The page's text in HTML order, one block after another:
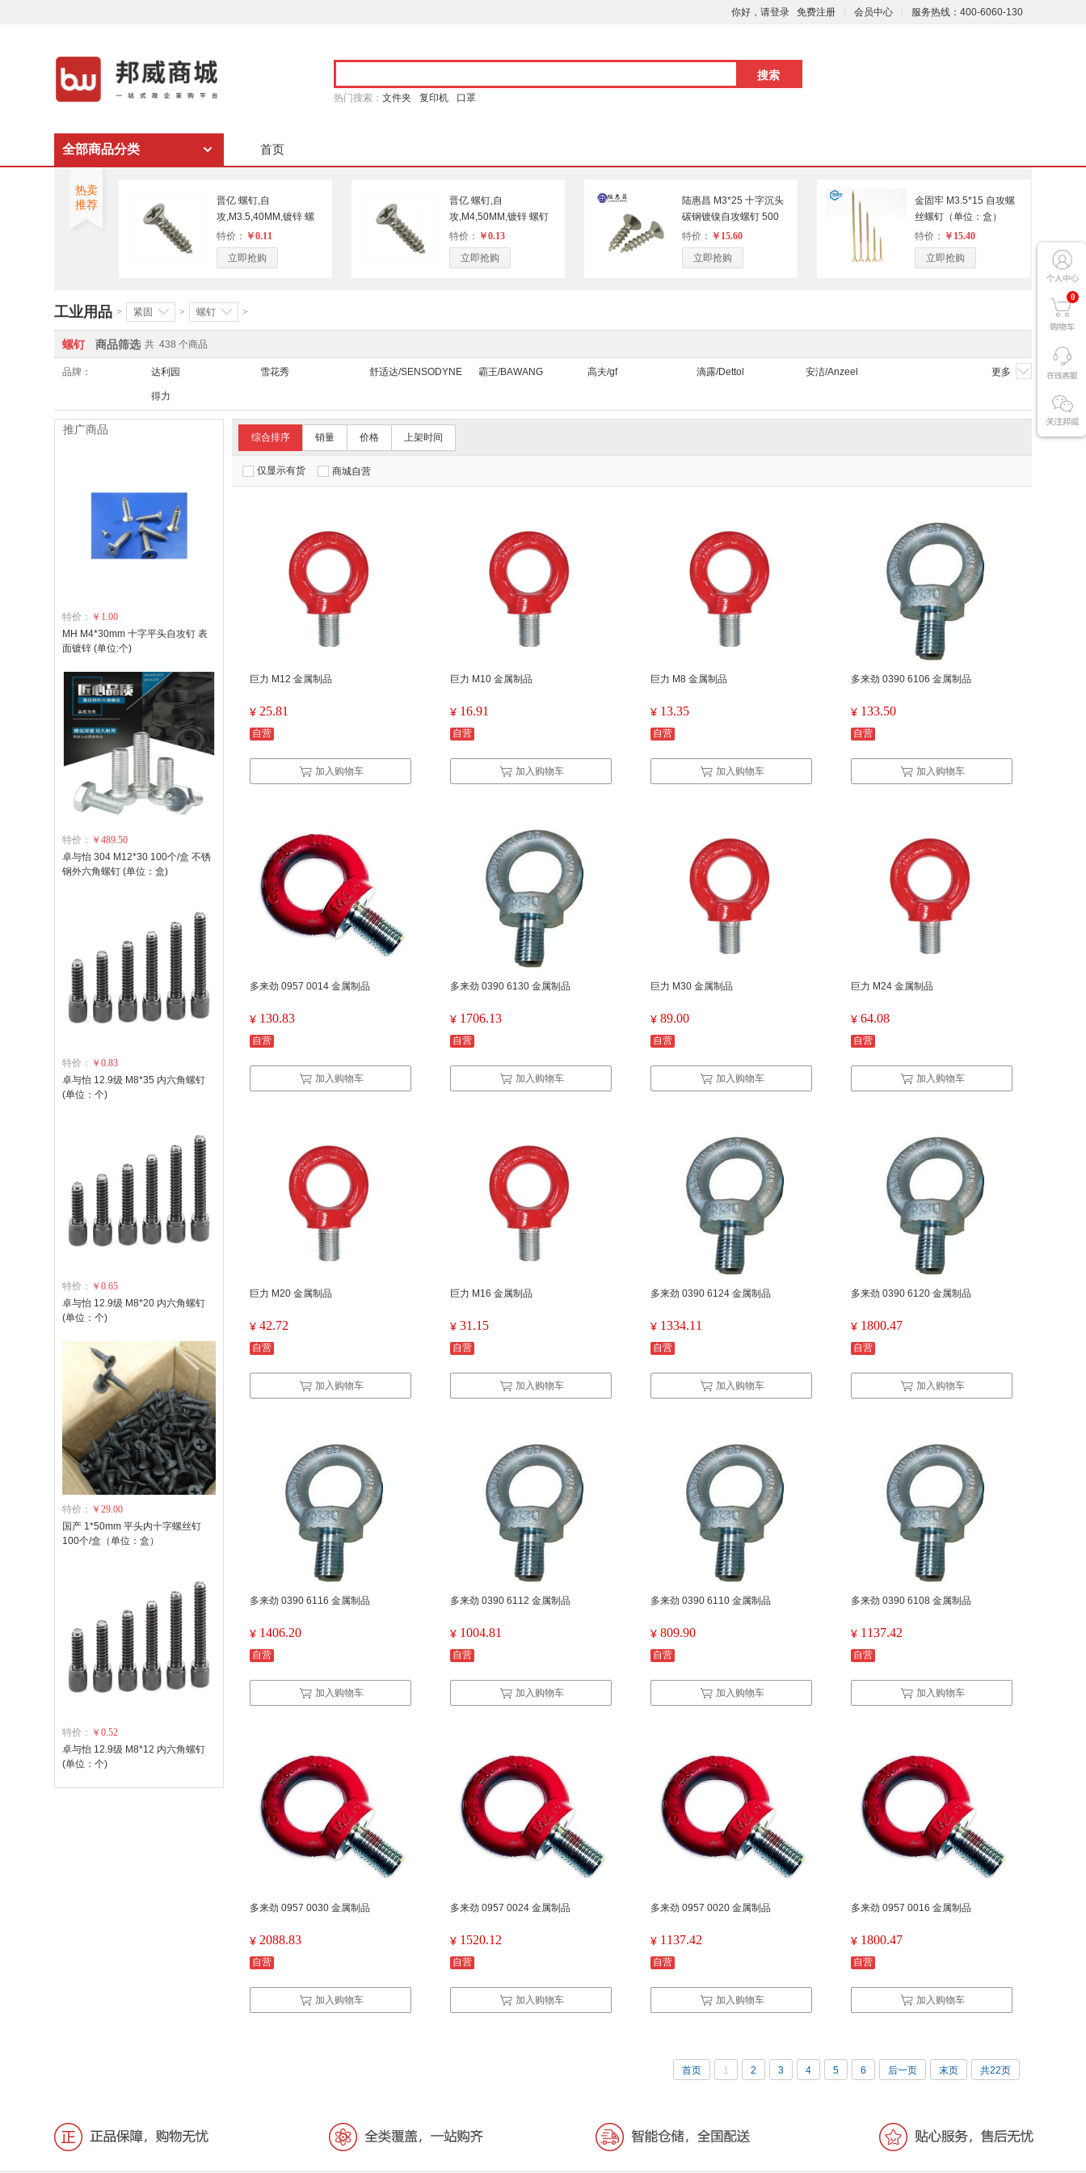
你好，请登录 免费注册 会员中心 服务热线：400-6060-130
热门搜索： 文件夹 复印机 口罩
0
全部商品分类 首页
热卖
推荐
晋亿 螺钉,自
攻,M3.5,40MM,镀锌 螺
钉
特价： ￥0.11
立即抢购
晋亿 螺钉,自
攻,M4,50MM,镀锌 螺钉
特价： ￥0.13
立即抢购
陆惠昌 M3*25 十字沉头
碳钢镀镍自攻螺钉 500
个/盒 黑色（单位：盒）
特价： ￥15.60
立即抢购
金固牢 M3.5*15 自攻螺
丝螺钉（单位：盒）
特价： ￥15.40
立即抢购
工业用品 > 紧固 > 螺钉 >
螺钉 商品筛选 共 438 个商品
品牌： 达利园 雪花秀 舒适达/SENSODYNE 霸王/BAWANG 高夫/gf 滴露/Dettol 安洁/Anzeel
得力
更多
综合排序 销量 价格 上架时间
仅显示有货 商城自营
巨力 M12 金属制品
¥ 25.81
自营
加入购物车
巨力 M10 金属制品
¥ 16.91
自营
加入购物车
巨力 M8 金属制品
¥ 13.35
自营
加入购物车
多来劲 0390 6106 金属制品
¥ 133.50
自营
加入购物车
多来劲 0957 0014 金属制品
¥ 130.83
自营
加入购物车
多来劲 0390 6130 金属制品
¥ 1706.13
自营
加入购物车
巨力 M30 金属制品
¥ 89.00
自营
加入购物车
巨力 M24 金属制品
¥ 64.08
自营
加入购物车
巨力 M20 金属制品
¥ 42.72
自营
加入购物车
巨力 M16 金属制品
¥ 31.15
自营
加入购物车
多来劲 0390 6124 金属制品
¥ 1334.11
自营
加入购物车
多来劲 0390 6120 金属制品
¥ 1800.47
自营
加入购物车
多来劲 0390 6116 金属制品
¥ 1406.20
自营
加入购物车
多来劲 0390 6112 金属制品
¥ 1004.81
自营
加入购物车
多来劲 0390 6110 金属制品
¥ 809.90
自营
加入购物车
多来劲 0390 6108 金属制品
¥ 1137.42
自营
加入购物车
多来劲 0957 0030 金属制品
¥ 2088.83
自营
加入购物车
多来劲 0957 0024 金属制品
¥ 1520.12
自营
加入购物车
多来劲 0957 0020 金属制品
¥ 1137.42
自营
加入购物车
多来劲 0957 0016 金属制品
¥ 1800.47
自营
加入购物车
首页 1 2 3 4 5 6 后一页 末页 共22页
推广商品
特价： ￥1.00
MH M4*30mm 十字平头自攻钉 表
面镀锌 (单位:个)
特价： ￥489.50
卓与怡 304 M12*30 100个/盒 不锈
钢外六角螺钉 (单位：盒)
特价： ￥0.83
卓与怡 12.9级 M8*35 内六角螺钉
(单位：个)
特价： ￥0.65
卓与怡 12.9级 M8*20 内六角螺钉
(单位：个)
特价： ￥29.00
国产 1*50mm 平头内十字螺丝钉
100个/盒（单位：盒）
特价： ￥0.52
卓与怡 12.9级 M8*12 内六角螺钉
(单位：个)